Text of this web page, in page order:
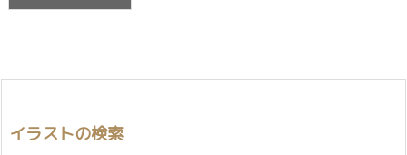
イラストの検索